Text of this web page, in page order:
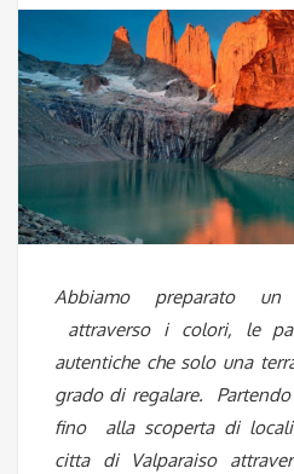
Abbiamo preparato un
attraverso i colori, le
autentiche che solo una
grado di regalare.
fino alla scoperta di
citta di Valparaiso